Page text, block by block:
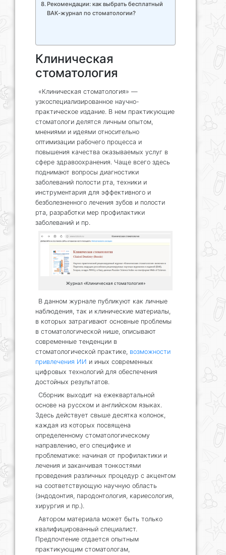
Рекомендации: как выбрать бесплатный
ВАК-журнал по стоматологии?
Клиническая
стоматология
«Клиническая стоматология» —
узкоспециализированное научно-
практическое издание. В нем практикующие
стоматологи делятся личным опытом,
мнениями и идеями относительно
оптимизации рабочего процесса и
повышения качества оказываемых услуг в
сфере здравоохранения. Чаще всего здесь
поднимают вопросы диагностики
заболеваний полости рта, техники и
инструментария для эффективного и
безболезненного лечения зубов и полости
рта, разработки мер профилактики
заболеваний и пр.
Журнал «Клиническая стоматология»
В данном журнале публикуют как личные
наблюдения, так и клинические материалы,
в которых затрагивают основные проблемы
в стоматологической нише, описывают
современные тенденции в
стоматологической практике, возможности
привлечения ИИ и иных современных
цифровых технологий для обеспечения
достойных результатов.
Сборник выходит на ежеквартальной
основе на русском и английском языках.
Здесь действует свыше десятка колонок,
каждая из которых посвящена
определенному стоматологическому
направлению, его специфике и
проблематике: начиная от профилактики и
лечения и заканчивая тонкостями
проведения различных процедур с акцентом
на соответствующую научную область
(эндодонтия, пародонтология, кариесология,
хирургия и пр.).
Автором материала может быть только
квалифицированный специалист.
Предпочтение отдается опытным
практикующим стоматологам,